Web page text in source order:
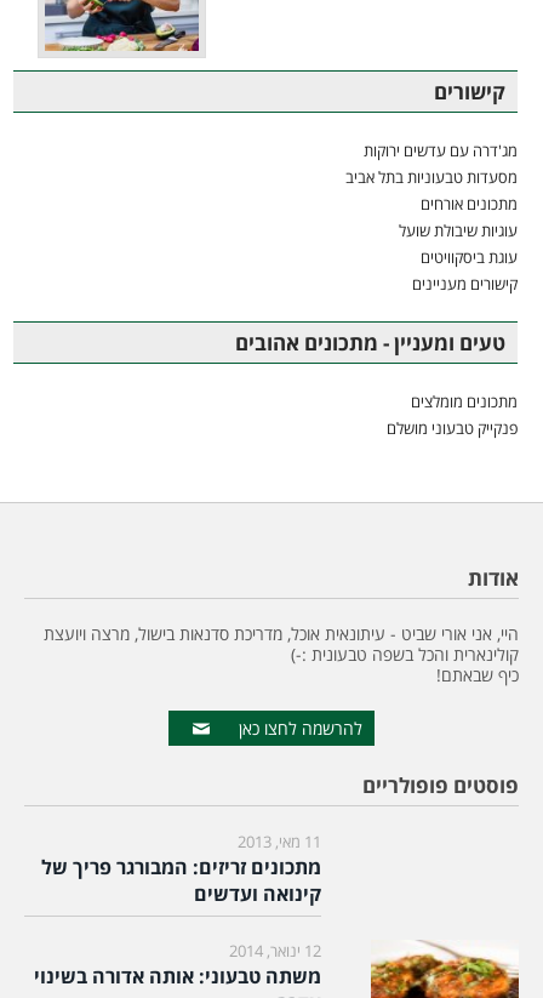
קישורים
מג'דרה עם עדשים ירוקות
מסעדות טבעוניות בתל אביב
מתכונים אורחים
עוגיות שיבולת שועל
עוגת ביסקוויטים
קישורים מעניינים
טעים ומעניין - מתכונים אהובים
מתכונים מומלצים
פנקייק טבעוני מושלם
אודות
היי, אני אורי שביט - עיתונאית אוכל, מדריכת סדנאות בישול, מרצה ויועצת
קולינארית והכל בשפה טבעונית :-)
כיף שבאתם!
להרשמה לחצו כאן
פוסטים פופולריים
11 מאי, 2013
מתכונים זריזים: המבורגר פריך של
קינואה ועדשים
12 ינואר, 2014
משתה טבעוני: אותה אדורה בשינוי